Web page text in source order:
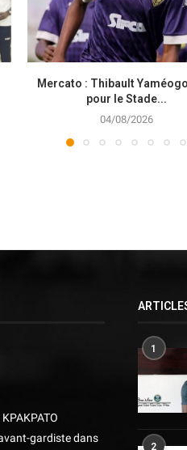
Mercato : Thibault
pour le Stade...
04/08/2026
gardiste dans
1
2